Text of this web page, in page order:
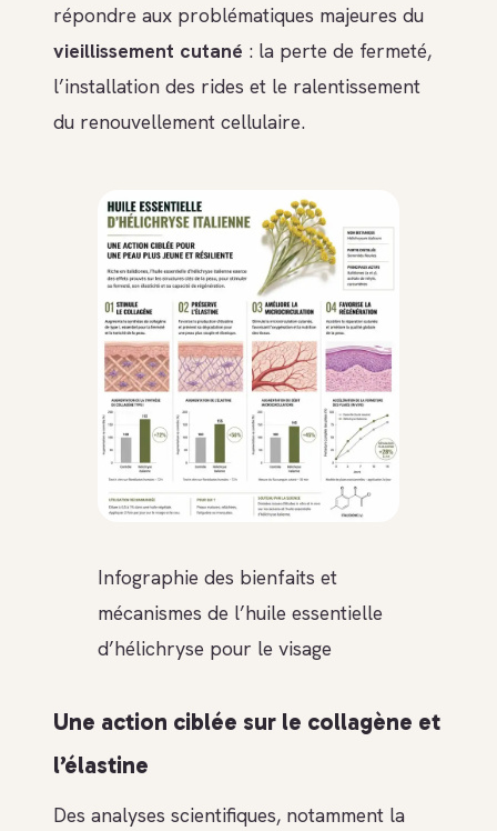
répondre aux problématiques majeures du
vieillissement cutané : la perte de fermeté,
l’installation des rides et le ralentissement
du renouvellement cellulaire.
Infographie des bienfaits et
mécanismes de l’huile essentielle
d’hélichryse pour le visage
Une action ciblée sur le collagène et
l’élastine
Des analyses scientifiques, notamment la